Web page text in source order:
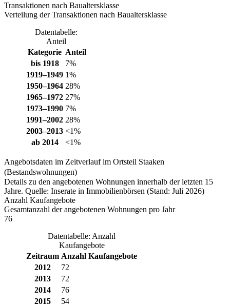
Transaktionen nach Baualtersklasse
Verteilung der Transaktionen nach Baualtersklasse
Datentabelle:
Anteil
Kategorie Anteil
bis 1918
7%
1919–1949 1%
1950–1964 28%
1965–1972 27%
1973–1990 7%
1991–2002 28%
2003–2013 <1%
ab 2014
<1%
Angebotsdaten im Zeitverlauf im Ortsteil Staaken
(Bestandswohnungen)
Details zu den angebotenen Wohnungen innerhalb der letzten 15
Jahre. Quelle: Inserate in Immobilienbörsen (Stand: Juli 2026)
Anzahl Kaufangebote
Gesamtanzahl der angebotenen Wohnungen pro Jahr
76
Datentabelle: Anzahl
Kaufangebote
Zeitraum Anzahl Kaufangebote
2012
72
2013
72
2014
76
2015
54